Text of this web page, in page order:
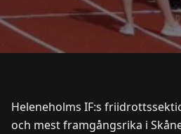
Heleneholms IF:s
och mest framgångsrika i